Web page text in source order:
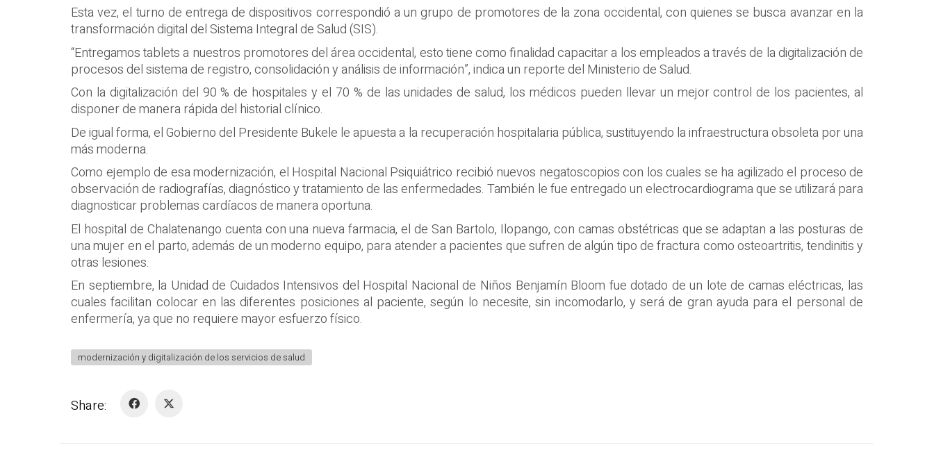
Esta vez, el turno de entrega de dispositivos correspondió a un grupo de promotores de la zona occidental, con quienes se busca avanzar en la
transformación digital del Sistema Integral de Salud (SIS).
“Entregamos tablets a nuestros promotores del área occidental, esto tiene como finalidad capacitar a los empleados a través de la digitalización de
procesos del sistema de registro, consolidación y análisis de información”, indica un reporte del Ministerio de Salud.
Con la digitalización del 90 % de hospitales y el 70 % de las unidades de salud, los médicos pueden llevar un mejor control de los pacientes, al
disponer de manera rápida del historial clínico.
De igual forma, el Gobierno del Presidente Bukele le apuesta a la recuperación hospitalaria pública, sustituyendo la infraestructura obsoleta por una
más moderna.
Como ejemplo de esa modernización, el Hospital Nacional Psiquiátrico recibió nuevos negatoscopios con los cuales se ha agilizado el proceso de
observación de radiografías, diagnóstico y tratamiento de las enfermedades. También le fue entregado un electrocardiograma que se utilizará para
diagnosticar problemas cardíacos de manera oportuna.
El hospital de Chalatenango cuenta con una nueva farmacia, el de San Bartolo, Ilopango, con camas obstétricas que se adaptan a las posturas de
una mujer en el parto, además de un moderno equipo, para atender a pacientes que sufren de algún tipo de fractura como osteoartritis, tendinitis y
otras lesiones.
En septiembre, la Unidad de Cuidados Intensivos del Hospital Nacional de Niños Benjamín Bloom fue dotado de un lote de camas eléctricas, las
cuales facilitan colocar en las diferentes posiciones al paciente, según lo necesite, sin incomodarlo, y será de gran ayuda para el personal de
enfermería, ya que no requiere mayor esfuerzo físico.
modernización y digitalización de los servicios de salud
Share: